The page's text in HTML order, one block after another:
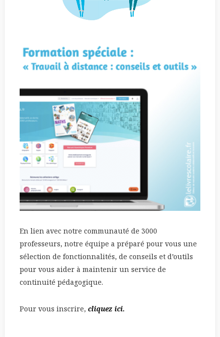
En lien avec notre communauté de 3000
professeurs, notre équipe a préparé pour vous une
sélection de fonctionnalités, de conseils et d’outils
pour vous aider à maintenir un service de
continuité pédagogique.
Pour vous inscrire, cliquez ici.